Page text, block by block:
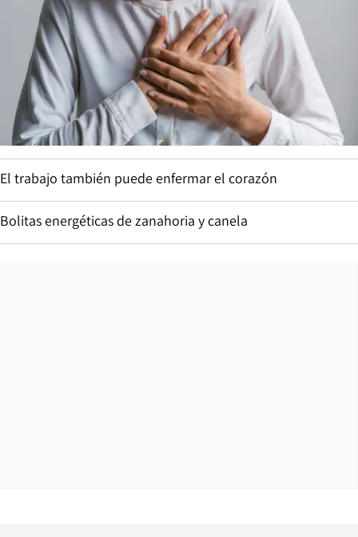
El trabajo también puede enfermar el corazón
Bolitas energéticas de zanahoria y canela